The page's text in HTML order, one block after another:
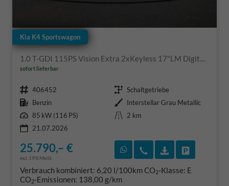
Kia K4 Sportswagon
1.0 T-GDI 115PS Vision Extra 2xKeyless 17"LM Digital Cockpit Klimaautomatik Sitzheizung Navi ACC PDC v+h Rückf.Kamera DAB Bluetooth Touchscreen Apple CarPlay Android Auto abged.Scheiben
sofort lieferbar
Fahrzeugnr. 406452 Getriebe Schaltgetriebe
Kraftstoff Benzin Außenfarbe Interstellar Grau Metallic
Leistung 85 kW (116 PS) Kilometerstand
2 km
21.07.2026
25.790,– €
incl. 19% MwSt.
Rückruf vereinbaren
Wir rufen Sie an
Verbrauch kombiniert: 6,20 l/100kmCO2-Klasse: E
CO2-Emissionen: 138,00 g/km